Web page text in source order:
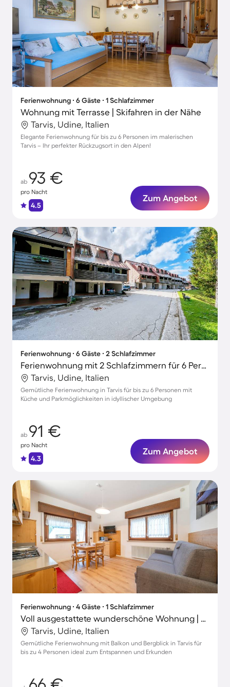
Ferienwohnung ∙ 6 Gäste ∙ 1 Schlafzimmer
Wohnung mit Terrasse | Skifahren in der Nähe
Tarvis, Udine, Italien
Elegante Ferienwohnung für bis zu 6 Personen im malerischen
Tarvis – Ihr perfekter Rückzugsort in den Alpen!
ab 93 €
pro Nacht
4.5
Zum Angebot
Ferienwohnung ∙ 6 Gäste ∙ 2 Schlafzimmer
Ferienwohnung mit 2 Schlafzimmern für 6 Personen
Tarvis, Udine, Italien
Gemütliche Ferienwohnung in Tarvis für bis zu 6 Personen mit
Küche und Parkmöglichkeiten in idyllischer Umgebung
ab 91 €
pro Nacht
4.3
Zum Angebot
Ferienwohnung ∙ 4 Gäste ∙ 1 Schlafzimmer
Voll ausgestattete wunderschöne Wohnung | Bergblick
Tarvis, Udine, Italien
Gemütliche Ferienwohnung mit Balkon und Bergblick in Tarvis für
bis zu 4 Personen ideal zum Entspannen und Erkunden